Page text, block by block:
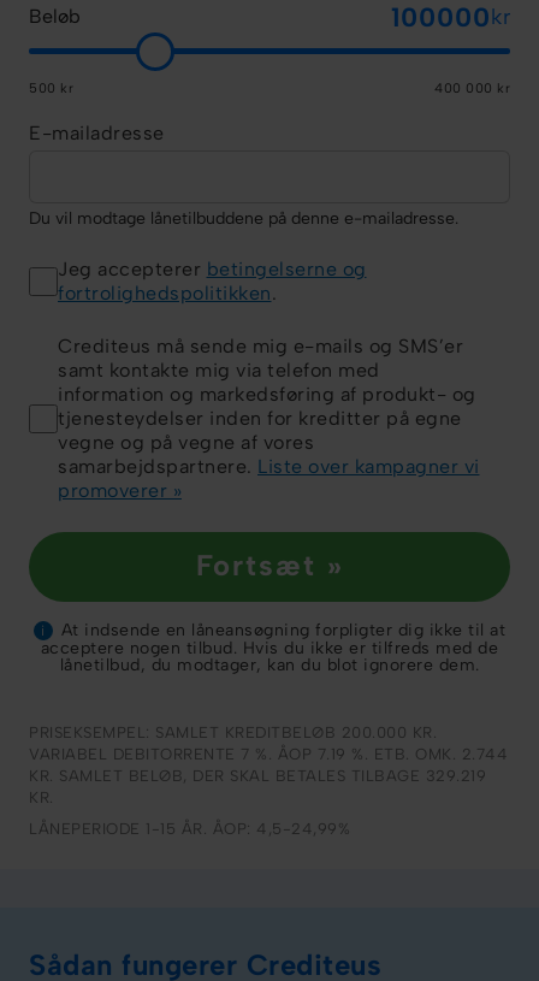
Beløb kr
500 kr 400 000 kr
E-mailadresse
Du vil modtage lånetilbuddene på denne e-mailadresse.
Jeg accepterer betingelserne og
fortrolighedspolitikken.
Crediteus må sende mig e-mails og SMS’er
samt kontakte mig via telefon med
information og markedsføring af produkt- og
tjenesteydelser inden for kreditter på egne
vegne og på vegne af vores
samarbejdspartnere. Liste over kampagner vi
promoverer »
Fortsæt »
i
At indsende en låneansøgning forpligter dig ikke til at
acceptere nogen tilbud. Hvis du ikke er tilfreds med de
lånetilbud, du modtager, kan du blot ignorere dem.
PRISEKSEMPEL: SAMLET KREDITBELØB 200.000 KR.
VARIABEL DEBITORRENTE 7 %. ÅOP 7.19 %. ETB. OMK. 2.744
KR. SAMLET BELØB, DER SKAL BETALES TILBAGE 329.219
KR.
LÅNEPERIODE 1-15 ÅR. ÅOP: 4,5-24,99%
Sådan fungerer Crediteus